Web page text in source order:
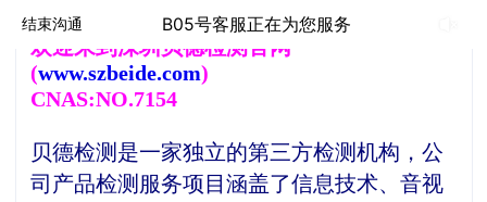
结束沟通 B05号客服正在为您服务
欢 迎来到深圳贝德检测官网
(www.szbeide.com)
CNAS:NO.7154
贝德检测是一家独立的第三方检测机构，公
司产品检测服务项目涵盖了信息技术、音视